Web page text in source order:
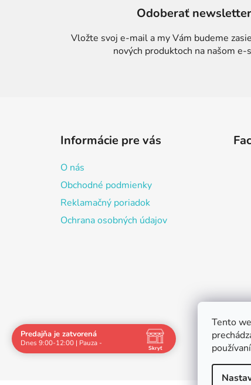
Tento
Odoberať newsletter
Vložte svoj e-mail a my Vám budeme
nových produktoch na našom e-
Informácie pre vás
O nás
Obchodné podmienky
Reklamačný poriadok
Ochrana osobných údajov
Predajňa je zatvorená
Dnes 9:00-12:00 | Pauza -
Skryť